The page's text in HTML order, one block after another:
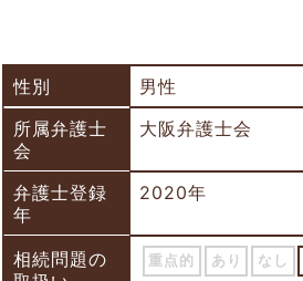
性別
男性
所属弁護士
会
大阪弁護士会
弁護士登録
年
2020年
相続問題の
重点的 あり なし